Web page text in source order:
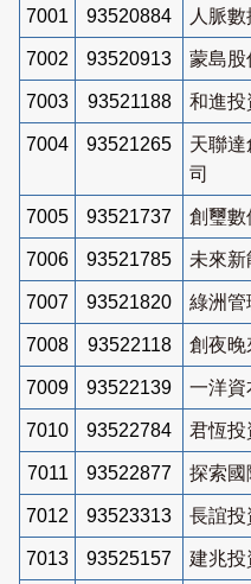
7001 93520884 人脈
7002 93520913 蒙島股
7003 93521188 和進投
7004 93521265
天聯
司
7005 93521737 創璽數
7006 93521785 未來新
7007 93521820 綠洲管
7008 93522118 創夜晚
7009 93522139 一洋資
7010 93522784 君恆投
7011 93522877 探索國
7012 93523313 長誼投
7013 93525157 建兆投